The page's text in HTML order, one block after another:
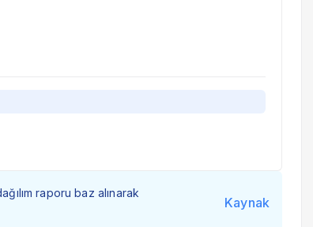
raporu baz alınarak
Kaynak